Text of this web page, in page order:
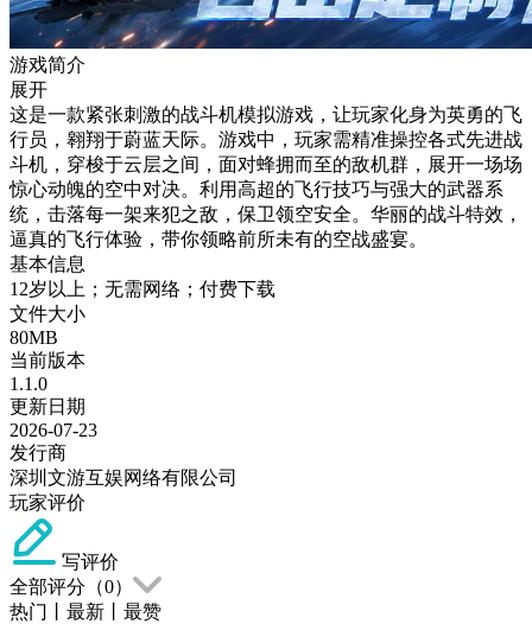
游戏简介
展开
这是一款紧张刺激的战斗机模拟游戏，让玩家化身为英勇的飞
行员，翱翔于蔚蓝天际。游戏中，玩家需精准操控各式先进战
斗机，穿梭于云层之间，面对蜂拥而至的敌机群，展开一场场
惊心动魄的空中对决。利用高超的飞行技巧与强大的武器系
统，击落每一架来犯之敌，保卫领空安全。华丽的战斗特效，
逼真的飞行体验，带你领略前所未有的空战盛宴。
基本信息
12岁以上；无需网络；付费下载
文件大小
80MB
当前版本
1.1.0
更新日期
2026-07-23
发行商
深圳文游互娱网络有限公司
玩家评价
写评价
全部评分（0）
热门
最新
最赞